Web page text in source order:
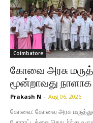
Coimbatore
கோவை அரசு
மூன்றாவது
Prakash N - Aug 06, 2026
கோவை: கோவை அரசு